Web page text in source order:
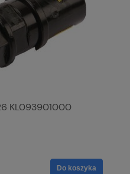
KL093901000
Do koszyka